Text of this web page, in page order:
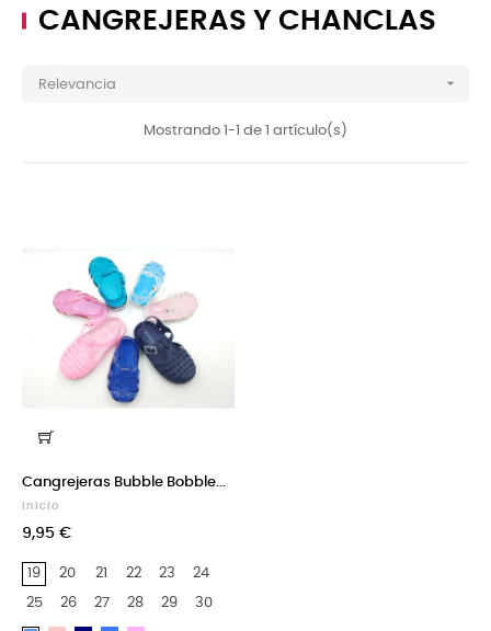
CANGREJERAS Y CHANCLAS
Relevancia 
Mostrando 1-1 de 1 artículo(s)
Cangrejeras Bubble Bobble...
Inicio
9,95 €
19 20 21 22 23 24
25 26 27 28 29 30